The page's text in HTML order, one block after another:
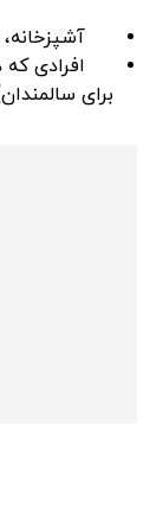
افرادی
برای